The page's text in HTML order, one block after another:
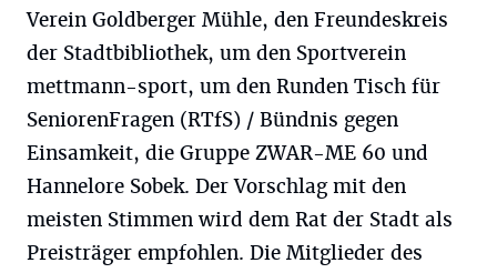
Verein Goldberger Mühle, den Freundeskreis
der Stadtbibliothek, um den Sportverein
mettmann-sport, um den Runden Tisch für
SeniorenFragen (RTfS) / Bündnis gegen
Einsamkeit, die Gruppe ZWAR-ME 60 und
Hannelore Sobek. Der Vorschlag mit den
meisten Stimmen wird dem Rat der Stadt als
Preisträger empfohlen. Die Mitglieder des